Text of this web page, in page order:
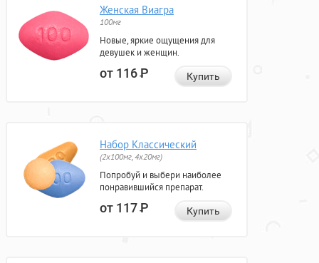
Женская Виагра
100мг
Новые, яркие ощущения для
девушек и женщин.
от 116Р Купить
Набор Классический
(2x100мг, 4x20мг)
Попробуй и выбери наиболее
понравившийся препарат.
от 117Р Купить